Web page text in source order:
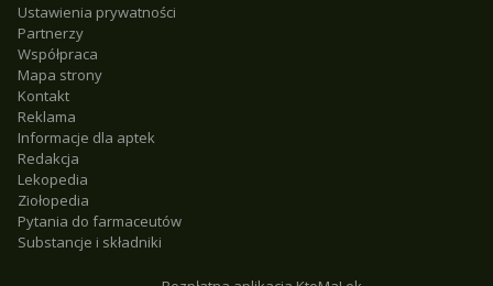
Ustawienia prywatności
Partnerzy
Współpraca
Mapa strony
Kontakt
Reklama
Informacje dla aptek
Redakcja
Lekopedia
Ziołopedia
Pytania do farmaceutów
Substancje i składniki